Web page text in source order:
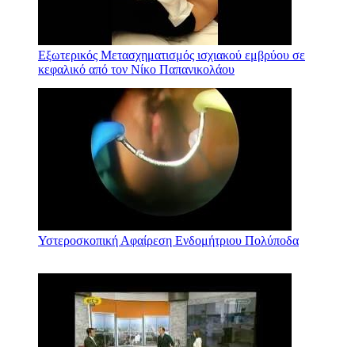
Εξωτερικός Μετασχηματισμός ισχιακού εμβρύου σε
κεφαλικό από τον Νίκο Παπανικολάου
Υστεροσκοπική Αφαίρεση Ενδομήτριου Πολύποδα